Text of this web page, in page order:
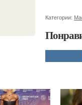
Категории: